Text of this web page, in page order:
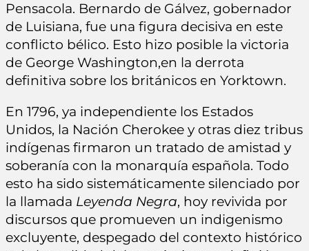
Pensacola. Bernardo de Gálvez, gobernador
de Luisiana, fue una figura decisiva en este
conflicto bélico. Esto hizo posible la victoria
de George Washington,en la derrota
definitiva sobre los británicos en Yorktown.
En 1796, ya independiente los Estados
Unidos, la Nación Cherokee y otras diez tribus
indígenas firmaron un tratado de amistad y
soberanía con la monarquía española. Todo
esto ha sido sistemáticamente silenciado por
la llamada Leyenda Negra, hoy revivida por
discursos que promueven un indigenismo
excluyente, despegado del contexto histórico